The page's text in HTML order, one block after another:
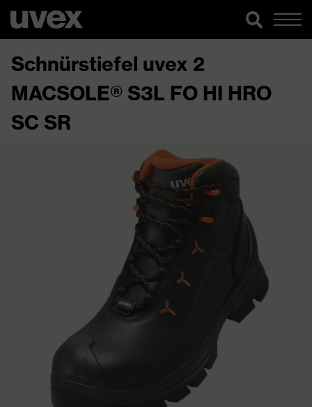
Schnürstiefel uvex 2
MACSOLE® S3L FO HI HRO
SC SR